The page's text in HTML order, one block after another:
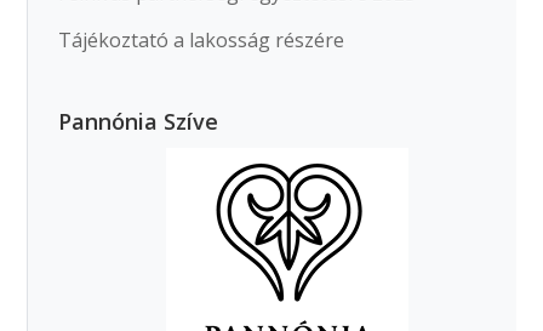
Tájékoztató a lakosság részére
Pannónia Szíve